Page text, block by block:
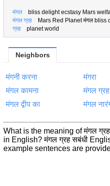
मंगल bliss delight ecstasy Mars
मंगल ग्रह Mars Red Planet मंगल bliss
ग्रह planet world
Neighbors
मंगनी करना मंगरा
मंगल कामना
मंगल ग्रह
मंगल द्वीप का
मंगल
What is the meaning of मंगल
in English? मंगल ग्रह सबंधी
example sentences are